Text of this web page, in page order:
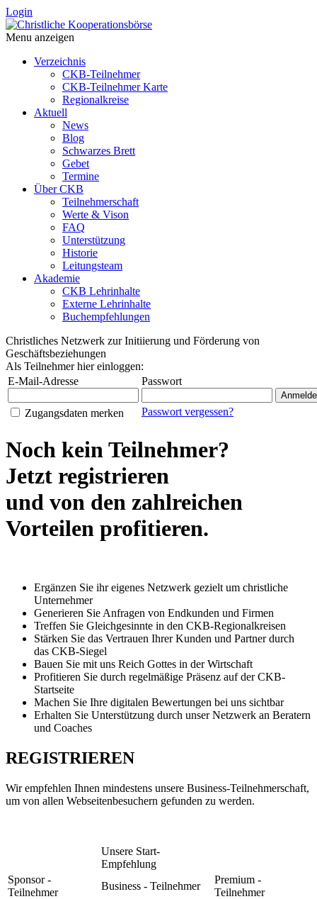
Login
Menu anzeigen
Verzeichnis
CKB-Teilnehmer
CKB-Teilnehmer Karte
Regionalkreise
Aktuell
News
Blog
Schwarzes Brett
Gebet
Termine
Über CKB
Teilnehmerschaft
Werte & Vison
FAQ
Unterstützung
Historie
Leitungsteam
Akademie
CKB Lehrinhalte
Externe Lehrinhalte
Buchempfehlungen
Christliches Netzwerk zur Initiierung und Förderung von
Geschäftsbeziehungen
Als Teilnehmer hier einloggen:
E-Mail-Adresse
Passwort
Zugangsdaten merken Passwort vergessen?
Noch kein Teilnehmer?
Jetzt registrieren
und von den zahlreichen
Vorteilen profitieren.
Ergänzen Sie ihr eigenes Netzwerk gezielt um christliche
Unternehmer
Generieren Sie Anfragen von Endkunden und Firmen
Treffen Sie Gleichgesinnte in den CKB-Regionalkreisen
Stärken Sie das Vertrauen Ihrer Kunden und Partner durch
das CKB-Siegel
Bauen Sie mit uns Reich Gottes in der Wirtschaft
Profitieren Sie durch regelmäßige Präsenz auf der CKB-
Startseite
Machen Sie Ihre digitalen Bewertungen bei uns sichtbar
Erhalten Sie Unterstützung durch unser Netzwerk an Beratern
und Coaches
REGISTRIEREN
Wir empfehlen Ihnen mindestens unsere Business-Teilnehmerschaft,
um von allen Webseitenbesuchern gefunden zu werden.
Unsere Start-
Empfehlung
Sponsor -
Teilnehmer
Business - Teilnehmer
Premium -
Teilnehmer